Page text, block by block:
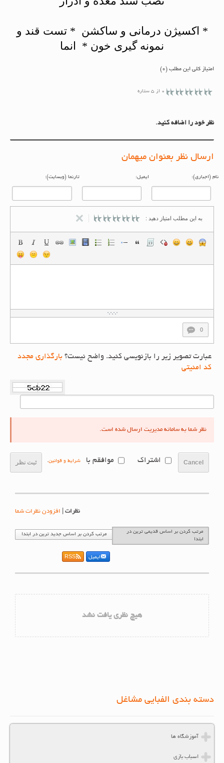
* اکسیژن درمانی و ساکشن * تست قند و
نمونه گیری خون * انما
امتیاز کلی این مطلب (0)
0 از 5 ستاره
نظر خود را اضافه کنید.
ارسال نظر بعنوان میهمان
(اجباری): ایمیل: تارنما (وبسایت):
به این مطلب امتیاز دهید :
عبارت تصویر زیر را بازنویسی کنید. واضح نیست؟بارگذاری مجدد
کد امنیتی
نظر شما به سامانه مدیریت ارسال شده است.
ثبت نظر Cancel اشتراک موافقم با شرایط و قوانین.
نظرات |افزودن نظرات شما
مرتب کردن بر اساس قدیمی ترین در
مرتب کردن بر اساس جدید ترین در ابتدا
ایمیل RSS
هیچ نظری یافت نشد
دسته بندی الفبایی مشاغل
آموزشگاه ها
اسباب بازی